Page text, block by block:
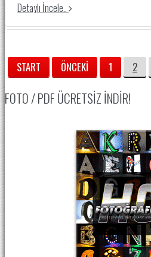
Detaylı İncele..
START ÖNCEKI 1 2
FOTO / PDF ÜCRETSIZ İNDIR!